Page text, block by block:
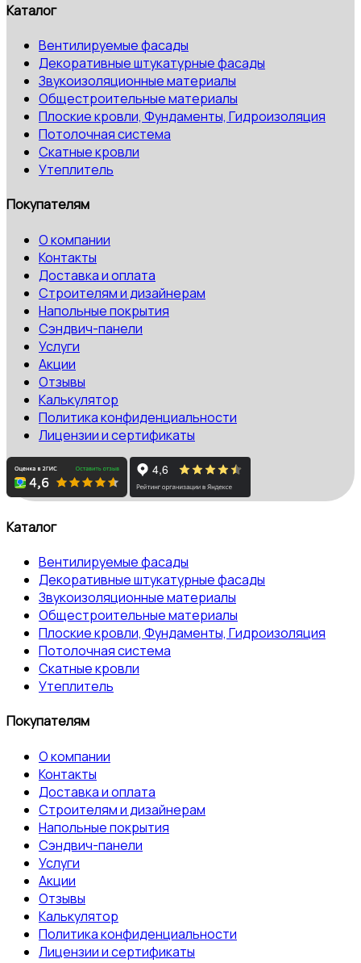
Каталог
Вентилируемые фасады
Декоративные штукатурные фасады
Звукоизоляционные материалы
Общестроительные материалы
Плоские кровли, Фундаменты, Гидроизоляция
Потолочная система
Скатные кровли
Утеплитель
Покупателям
О компании
Контакты
Доставка и оплата
Строителям и дизайнерам
Напольные покрытия
Сэндвич-панели
Услуги
Акции
Отзывы
Калькулятор
Политика конфиденциальности
Лицензии и сертификаты
Каталог
Вентилируемые фасады
Декоративные штукатурные фасады
Звукоизоляционные материалы
Общестроительные материалы
Плоские кровли, Фундаменты, Гидроизоляция
Потолочная система
Скатные кровли
Утеплитель
Покупателям
О компании
Контакты
Доставка и оплата
Строителям и дизайнерам
Напольные покрытия
Сэндвич-панели
Услуги
Акции
Отзывы
Калькулятор
Политика конфиденциальности
Лицензии и сертификаты